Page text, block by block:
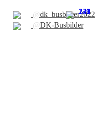
@dk_busbilder2022
@DK-Busbilder
172
226
231
247
249